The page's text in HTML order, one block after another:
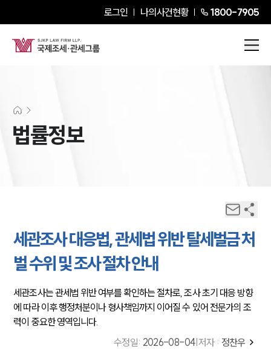
로그인 나의사건현황 1800-7905
법률정보
세관조사 대응법, 관세법 위반 탈세벌금 처
벌 수위 및 조사 절차 안내
세관조사는 관세법 위반 여부를 확인하는 절차로, 조사 초기 대응 방향
에 따라 이후 행정처분이나 형사책임까지 이어질 수 있어 전문가의 조
력이 중요한 영역입니다.
수정일: 2026-08-04 저자 : 정찬우